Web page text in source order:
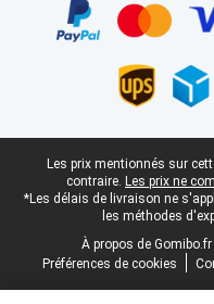
Pied-de-page légal
Les prix mentionnés sur
contraire. Les prix ne
*Les délais de livraison ne
les méthodes
À propos de Gomibo.fr
Préférences de cookies